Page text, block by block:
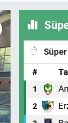
#
1
2